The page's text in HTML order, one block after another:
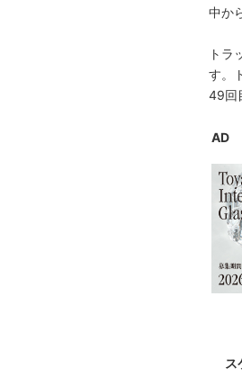
中か
トラ
す。
49回
AD
ス